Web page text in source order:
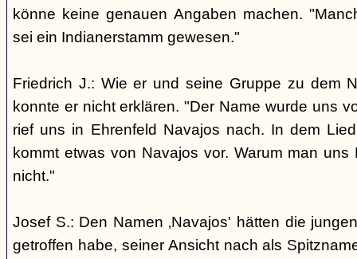
könne keine genauen Angaben machen.
sei ein Indianerstamm gewesen."
Friedrich J.: Wie er und seine Gruppe zu dem
konnte er nicht erklären. "Der Name wurde uns
rief uns in Ehrenfeld Navajos nach. In dem
kommt etwas von Navajos vor. Warum man
nicht."
Josef S.: Den Namen ‚Navajos' hätten die
getroffen habe, seiner Ansicht nach als